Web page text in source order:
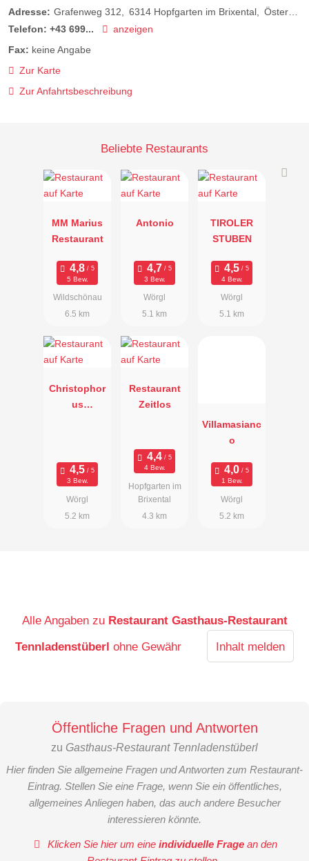
Adresse: Grafenweg 312 6314 Hopfgarten im Brixental
Österreich
Telefon: +43 699...
anzeigen
Fax: keine Angabe
Zur Karte
Zur Anfahrtsbeschreibung
Beliebte Restaurants
MM Marius
Restaurant
5 Bew.
Wildschönau
6.5 km
Antonio
3 Bew.
Wörgl
5.1 km
TIROLER
STUBEN
4 Bew.
Wörgl
5.1 km
Christophor
us
3 Bew.
Wörgl
5.2 km
Restaurant
Zeitlos
4 Bew.
Hopfgarten im
Brixental
4.3 km
Villamasianc
o
1 Bew.
Wörgl
5.2 km
Alle Angaben zu Restaurant Gasthaus-Restaurant
Tennladenstüberl ohne Gewähr Inhalt melden
Öffentliche Fragen und Antworten
zu Gasthaus-Restaurant Tennladenstüberl
Hier finden Sie allgemeine Fragen und Antworten zum Restaurant-
Eintrag. Stellen Sie eine Frage, wenn Sie ein öffentliches,
allgemeines Anliegen haben, das auch andere Besucher
interessieren könnte.
Klicken Sie hier um eineindividuelle Frage an den